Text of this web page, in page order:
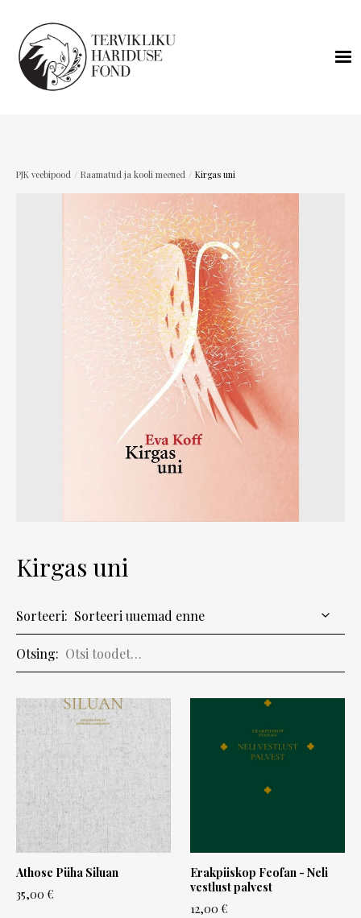
PJK veebipood / Raamatud ja kooli meened / Kirgas uni
Kirgas uni
Sorteeri:
Otsing:
Athose Püha Siluan
35,00 €
Erakpiiskop Feofan - Neli
vestlust palvest
12,00 €